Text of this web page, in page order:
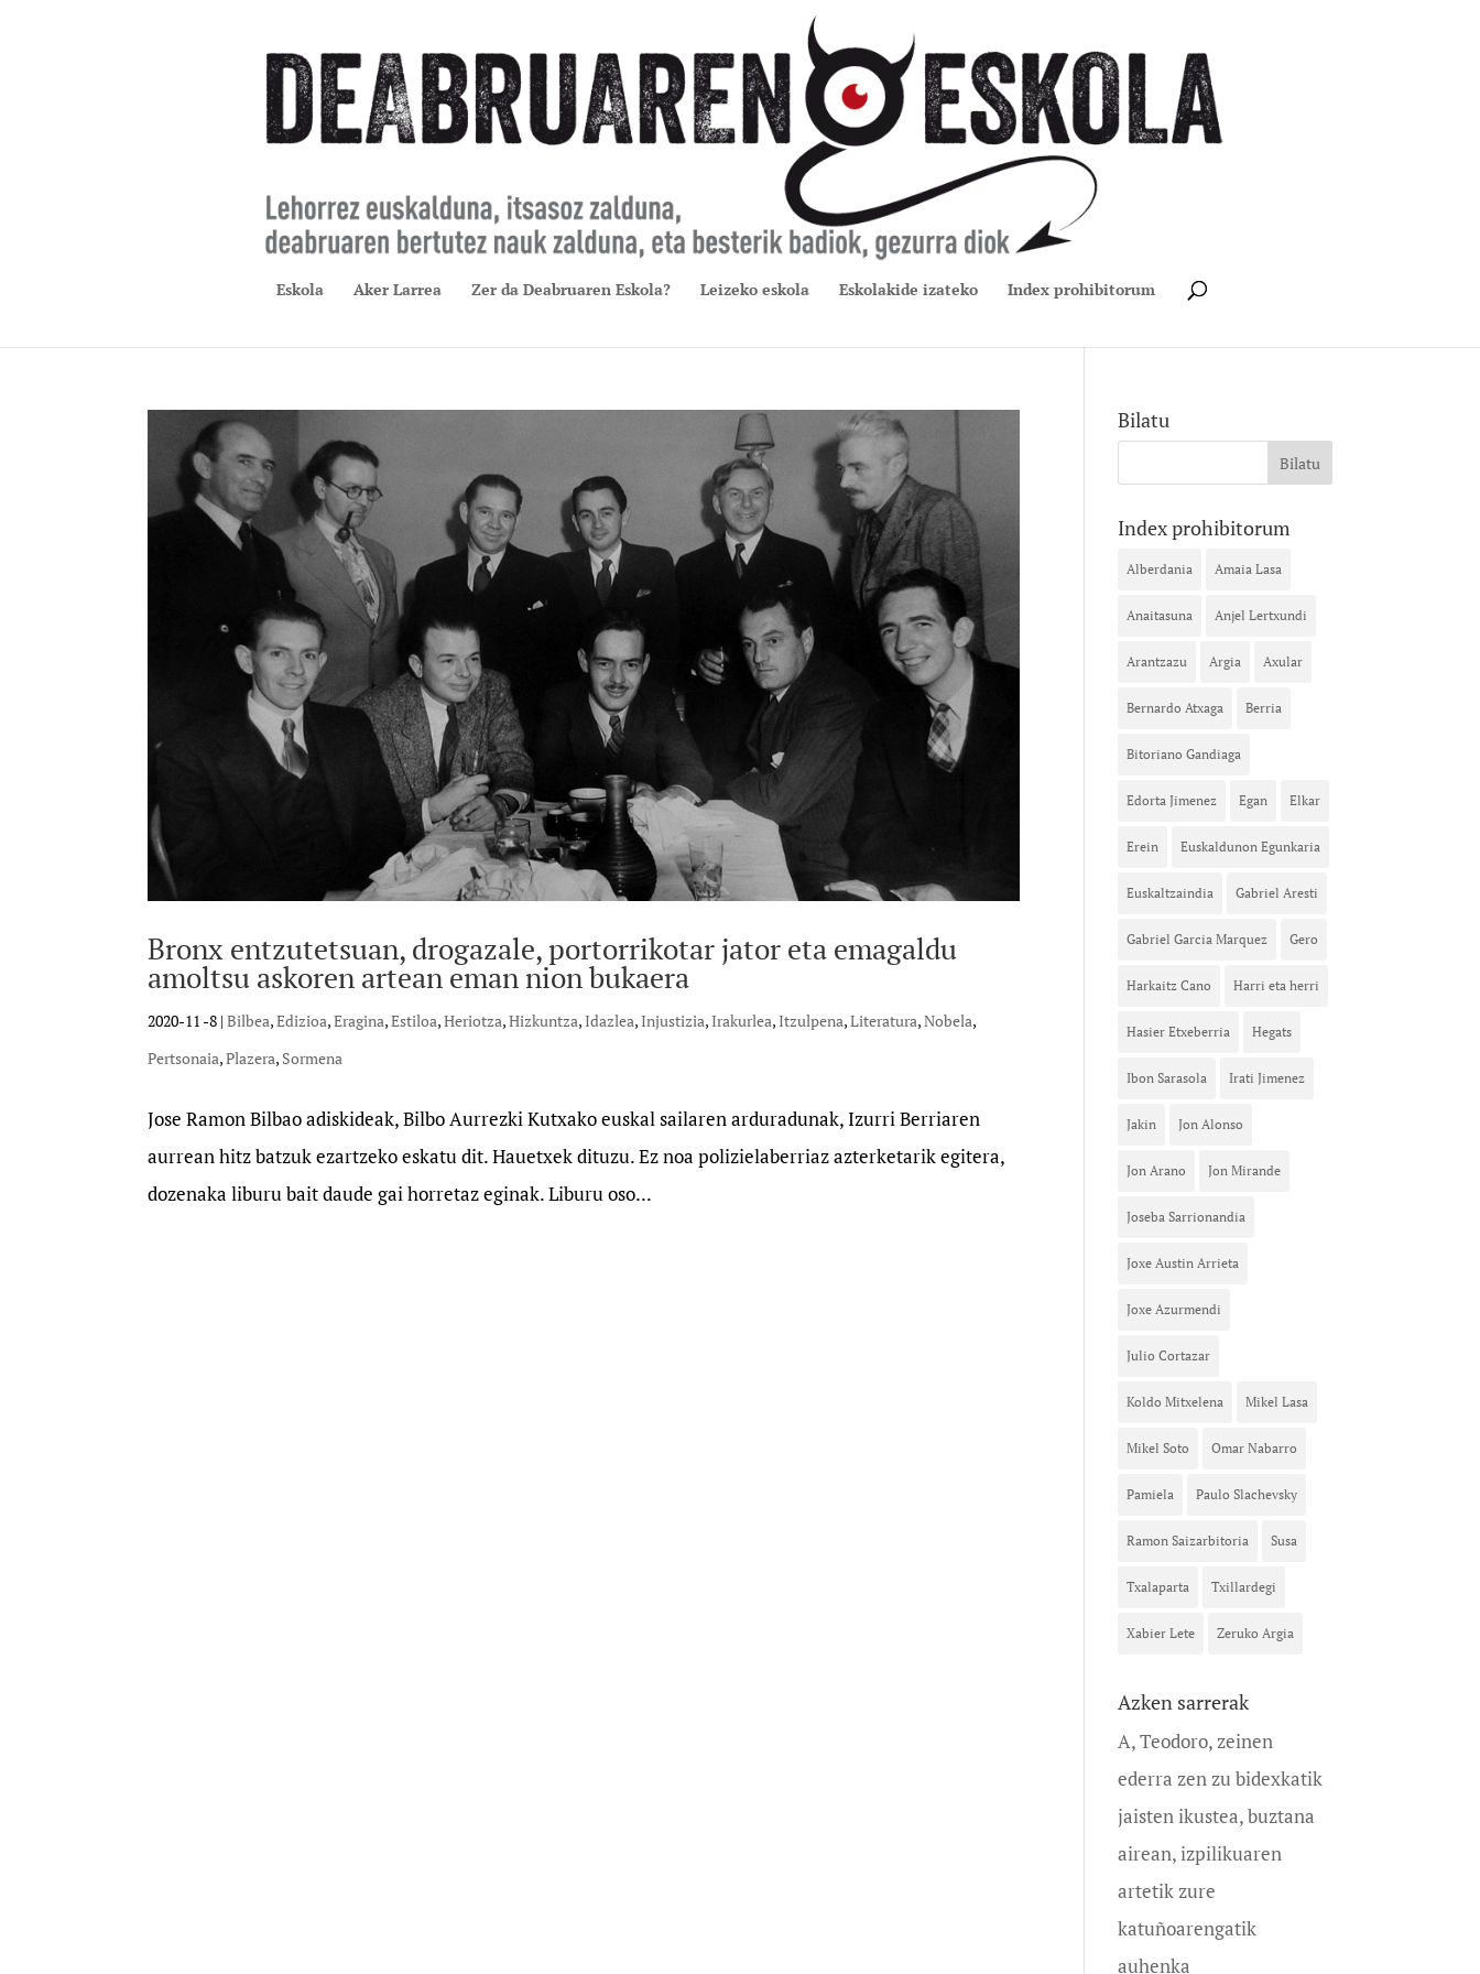
Eskola Aker Larrea Zer da Deabruaren Eskola? Leizeko eskola Eskolakide izateko Index prohibitorum
Bronx entzutetsuan, drogazale, portorrikotar jator eta emagaldu
amoltsu askoren artean eman nion bukaera
2020-11 -8 |Bilbea,Edizioa,Eragina,Estiloa,Heriotza,Hizkuntza,Idazlea,Injustizia,Irakurlea,Itzulpena,Literatura,Nobela,
Pertsonaia,Plazera, Sormena
Jose Ramon Bilbao adiskideak, Bilbo Aurrezki Kutxako euskal sailaren arduradunak, Izurri Berriaren
aurrean hitz batzuk ezartzeko eskatu dit. Hauetxek dituzu. Ez noa polizielaberriaz azterketarik egitera,
dozenaka liburu bait daude gai horretaz eginak. Liburu oso...
Bilatu
Index prohibitorum
Alberdania Amaia Lasa
Anaitasuna Anjel Lertxundi
Arantzazu Argia Axular
Bernardo Atxaga Berria
Bitoriano Gandiaga
Edorta Jimenez Egan Elkar
Erein Euskaldunon Egunkaria
Euskaltzaindia Gabriel Aresti
Gabriel Garcia Marquez Gero
Harkaitz Cano Harri eta herri
Hasier Etxeberria Hegats
Ibon Sarasola Irati Jimenez
Jakin Jon Alonso
Jon Arano Jon Mirande
Joseba Sarrionandia
Joxe Austin Arrieta
Joxe Azurmendi
Julio Cortazar
Koldo Mitxelena Mikel Lasa
Mikel Soto Omar Nabarro
Pamiela Paulo Slachevsky
Ramon Saizarbitoria Susa
Txalaparta Txillardegi
Xabier Lete Zeruko Argia
Azken sarrerak
A, Teodoro, zeinen
ederra zen zu bidexkatik
jaisten ikustea, buztana
airean, izpilikuaren
artetik zure
katuñoarengatik
auhenka